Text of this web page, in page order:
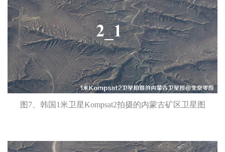
图7、韩国1米卫星Kompsat2拍摄的内蒙古矿区卫星图